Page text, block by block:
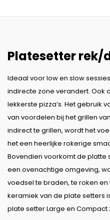
Platesetter rek/
Ideaal voor low en slow
indirecte zone verandert. Ook
lekkerste pizza’s. Het gebruik
van voordelen bij het grillen
indirect te grillen, wordt het
het een heerlijke rokerige
Bovendien voorkomt de
een ovenachtige omgeving,
voedsel te braden, te roken
keramiek van de plate setters
plate setter Large en